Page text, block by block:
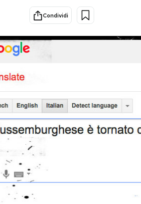
Ok Boomer!
Europa
Altrecose
Condividi